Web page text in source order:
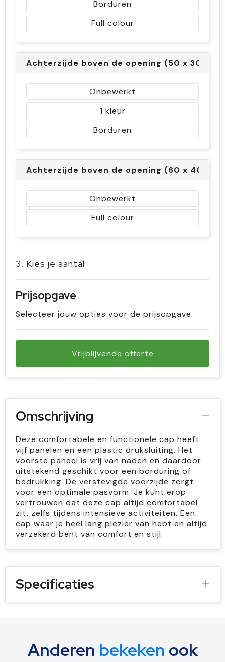
Borduren
Full colour
Achterzijde boven de opening (50 x 30 mm)
Onbewerkt
1
Borduren
Achterzijde boven de opening (60 x 40
Onbewerkt
Full colour
3. Kies je aantal
Prijsopgave
Selecteer jouw opties voor de prijsopgave.
Vrijblijvende offerte
Omschrijving
Deze comfortabele en functionele cap heeft
vijf panelen en een plastic druksluiting. Het
voorste paneel is vrij van naden en daardoor
uitstekend geschikt voor een borduring of
bedrukking. De verstevigde voorzijde zorgt
voor een optimale pasvorm. Je kunt erop
vertrouwen dat deze cap altijd comfortabel
zit, zelfs tijdens intensieve activiteiten. Een
cap waar je heel lang plezier van hebt en altijd
verzekerd bent van comfort en stijl.
Specificaties
Anderen bekeken ook